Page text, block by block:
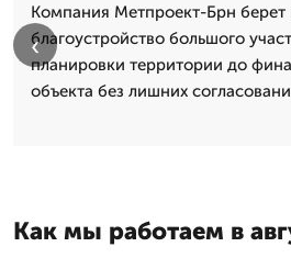
Компания Метпроект-Брн берет
благоустройство большого
планировки территории до
объекта без лишних
‹
Как мы работаем в